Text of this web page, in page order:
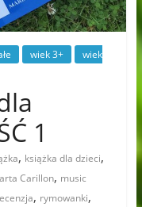
wiek 3+
wiek
1
, książka dla dzieci,
Carillon, music
, rymowanki,